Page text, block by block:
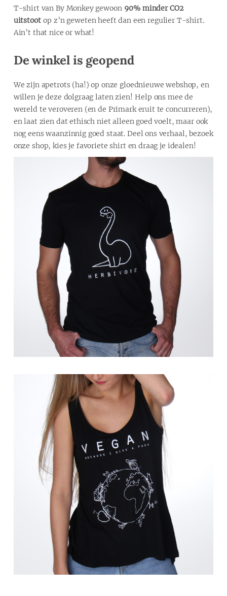
T-shirt van By Monkey gewoon 90% minder CO2
uitstootop z’n geweten heeft dan een regulier T-shirt.
Ain’t that nice or what!
De winkel is geopend
We zijn apetrots (ha!) op onze gloednieuwe webshop, en
willen je deze dolgraag laten zien! Help ons mee de
wereld te veroveren (en de Primark eruit te concurreren),
en laat zien dat ethisch niet alleen goed voelt, maar ook
nog eens waanzinnig goed staat. Deel ons verhaal, bezoek
onze shop, kies je favoriete shirt en draag je idealen!